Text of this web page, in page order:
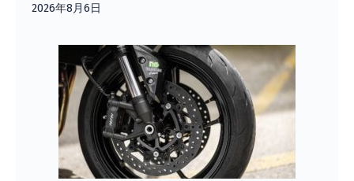
2026年8月6日